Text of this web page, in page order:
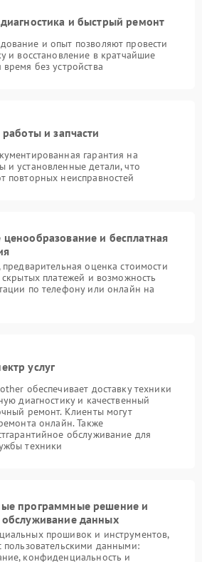
и быстрый ремонт
и опыт позволяют провести
и восстановление в кратчайшие
без устройства
работы и запчасти
гарантия на
и установленные детали, что
повторных неисправностей
и бесплатная
оценка стоимости
скрытых платежей и возможность
по телефону или онлайн на
услуг
обеспечивает доставку техники
диагностику и качественный
ремонт. Клиенты могут
онлайн. Также
обслуживание для
техники
программные решение и
обслуживание данных
прошивок и инструментов,
пользовательскими данными:
конфиденциальность и